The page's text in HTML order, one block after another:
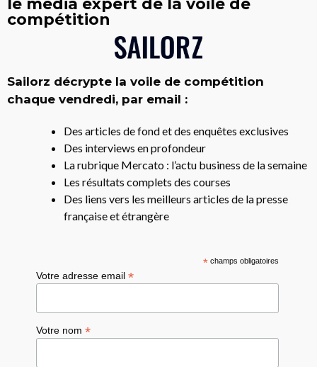
compétition
Sailorz décrypte la voile de compétition
chaque vendredi, par email :
Des articles de fond et des enquêtes exclusives
Des interviews en profondeur
La rubrique Mercato : l’actu business de la semaine
Les résultats complets des courses
Des liens vers les meilleurs articles de la presse
française et étrangère
*champs obligatoires
Votre adresse email*
Votre nom*